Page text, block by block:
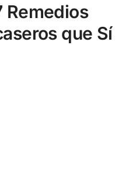
Remedios
que Sí